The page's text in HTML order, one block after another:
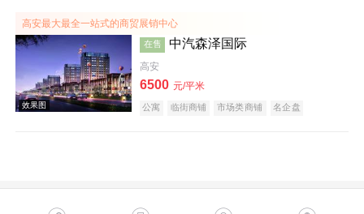
实景图
高安最大最全一站式的商贸展销中心
在售 中汽森泽国际
高安
6500 元/平米
公寓 临街商铺 市场类商铺 名企盘